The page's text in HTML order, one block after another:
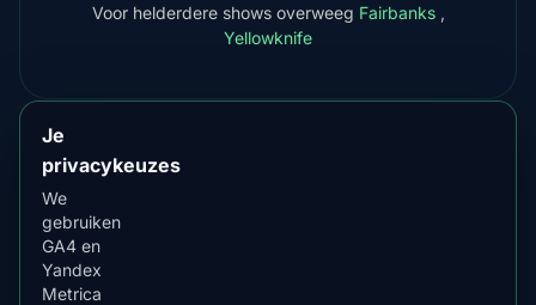
Voor helderdere shows overweeg Fairbanks ,
Yellowknife
DOWNLOAD IN DE
Je
privacykeuzes
We
gebruiken
GA4 en
Yandex
Metrica